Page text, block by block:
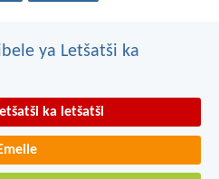
ya Letšatši ka
ka letšatši
Emeile